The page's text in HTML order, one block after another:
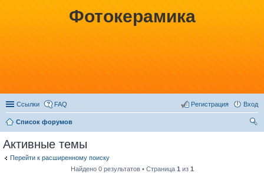
Фотокерамика
Ссылки FAQ Вход
Регистрация
Список форумов
Активные темы
Перейти к расширенному поиску
Найдено 0 результатов • Страница 1 из 1